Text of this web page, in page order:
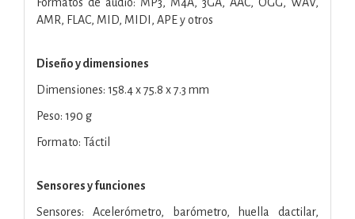
AMR, FLAC, MID, MIDI, APE y otros
Diseño y dimensiones
Dimensiones: 158.4 x 75.8 x 7.3 mm
Peso: 190 g
Formato: Táctil
Sensores y funciones
Sensores: Acelerómetro, barómetro, huella dactilar,